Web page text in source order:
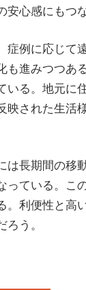
心感にもつ
例に応じて
進みつつあ
る。地元に
された生活
長期間の移
ている。こ
利便性と高
う。